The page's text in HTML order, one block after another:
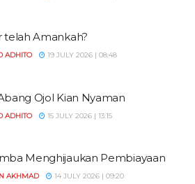
telah Amankah?
ADHITO 19 JULY 2026 | 08:48
Ojol Kian Nyaman
ADHITO 15 JULY 2026 | 13:15
Menghijaukan Pembiayaan
AKHMAD 14 JULY 2026 | 09:20